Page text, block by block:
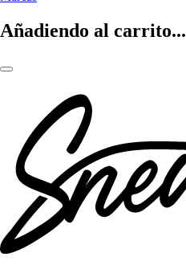
Añadiendo al carrito...